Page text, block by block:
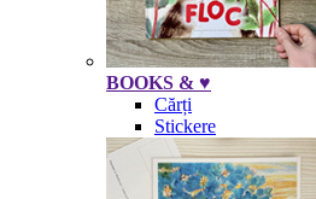
BOOKS & ♥
Cărți
Stickere